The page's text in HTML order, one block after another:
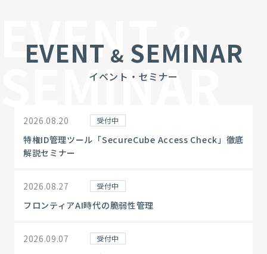
EVENT&
SEMINAR
EVENT & SEMINAR
イベント・セミナー
2026.08.20 受付中
特権ID管理ツール「SecureCube Access Check」徹底
解説セミナー
2026.08.27 受付中
フロンティアAI時代の脆弱性管理
2026.09.07 受付中